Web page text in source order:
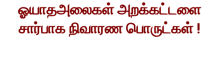
ஓயாதஅலைகள் அறக்கட்டளை
சார்பாக நிவாரண பொருட்கள் !